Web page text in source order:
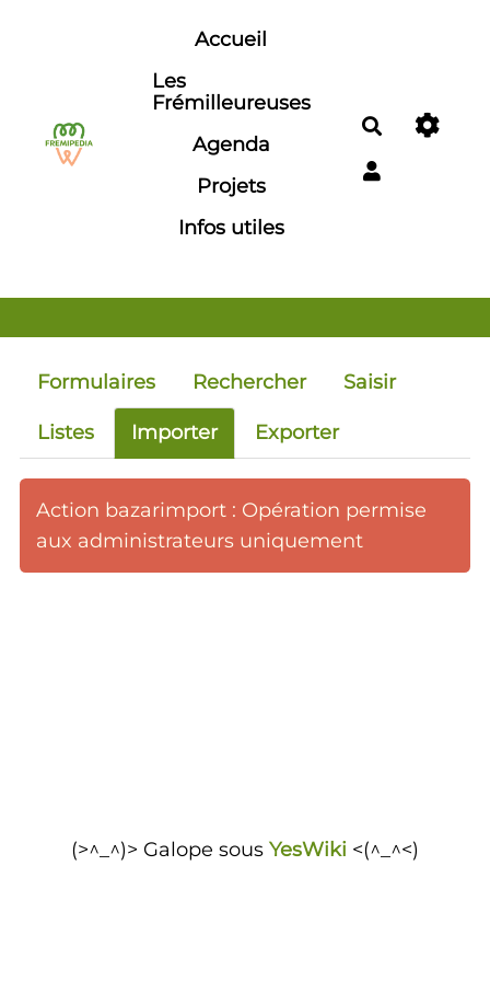
Aller au contenu principal
Accueil
Les
Frémilleureuses
Agenda
Projets
Infos utiles
Rechercher
Formulaires Rechercher Saisir
Listes Importer Exporter
Action bazarimport : Opération permise
aux administrateurs uniquement
(>^_^)> Galope sous YesWiki <(^_^<)